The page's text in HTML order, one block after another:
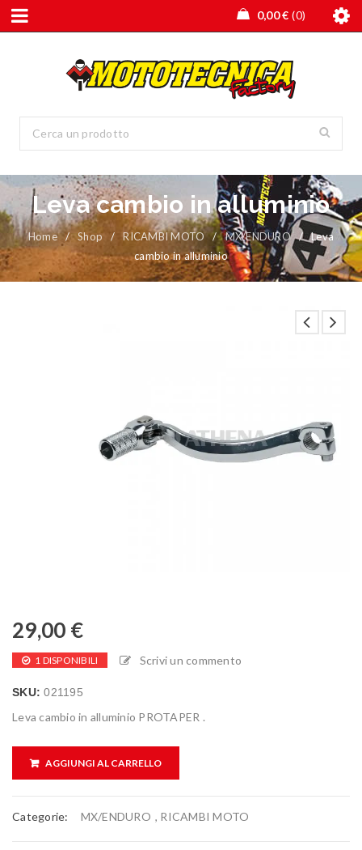
0,00€ 0
Leva cambio in alluminio
Home / Shop / RICAMBI MOTO / MX/ENDURO /
Leva
cambio in alluminio
29,00 €
1 DISPONIBILI Scrivi un commento
SKU:021195
Leva cambio in alluminio PROTAPER .
AGGIUNGI AL CARRELLO
Categorie: MX/ENDURO , RICAMBI MOTO